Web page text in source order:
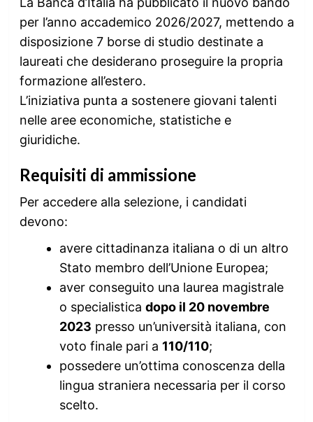
per l’anno accademico 2026/2027, mettendo a
disposizione 7 borse di studio destinate a
laureati che desiderano proseguire la propria
formazione all’estero.
L’iniziativa punta a sostenere giovani talenti
nelle aree economiche, statistiche e
giuridiche.
Requisiti di ammissione
Per accedere alla selezione, i candidati
devono:
avere cittadinanza italiana o di un altro
Stato membro dell’Unione Europea;
aver conseguito una laurea magistrale
o specialistica dopo il 20 novembre
2023 presso un’università italiana, con
voto finale pari a 110/110;
possedere un’ottima conoscenza della
lingua straniera necessaria per il corso
scelto.